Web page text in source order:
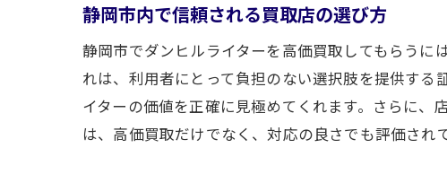
静岡市
査定結
経験豊
静岡市内で信頼される買取店の選び方
静岡市でダンヒルライターを高価買取してもらうに
れは、利用者にとって負担のない選択肢を提供す
イターの価値を正確に見極めてくれます。さらに
は、高価買取だけでなく、対応の良さでも評価されて